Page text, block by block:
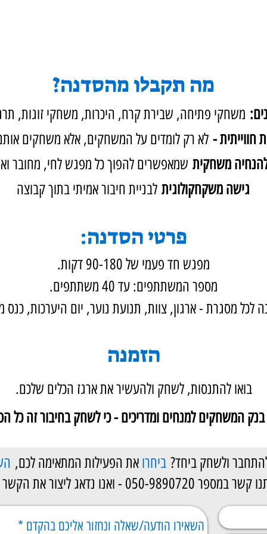
מה תקבלו מהסדנה?
משחקי פתיחה, שבירת קרח, היכרות, משחקי זוגות,
חווייתית - לא רק לומדים על המשחקים, אלא משחקים
משחקית שמאפשרים להפוך כל מפגש לחי, מחובר
גישה משקחקולוגית לבניית חיבור אמיתי בתוך קבוצה
פרטי הסדנה:
מפגש חד פעמי של 90-180 דקות.
מספר המשתתפים: עד 40 משתתפים.
לכל מסגרת - ארגון, צוות, תנועת נוער, יום היערכות, כנס
הזמנה
בואו להתנסות, לשחק ולהעשיר את ארגז הכלים שלכם.
המשחקים למנחים ומדריכים - כי לשחק בחיבור זה כל
ולשחק ביחד?ביחרואת הפעילות המתאימה לכם,
- ואנו נדאג ליצור את הקשר ביניכם